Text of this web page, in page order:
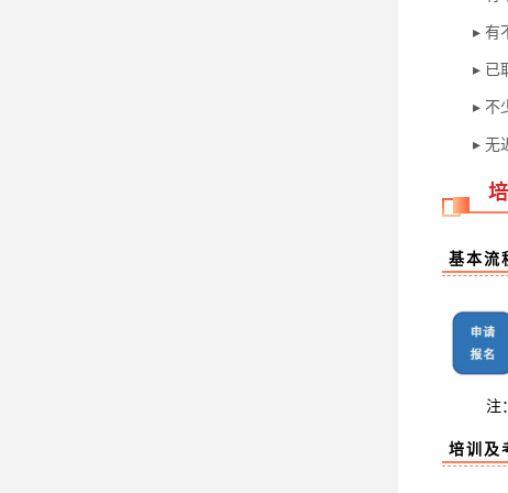
▸ 有不
▸ 已取
▸ 不少
▸ 无近
基本流
注
培训及